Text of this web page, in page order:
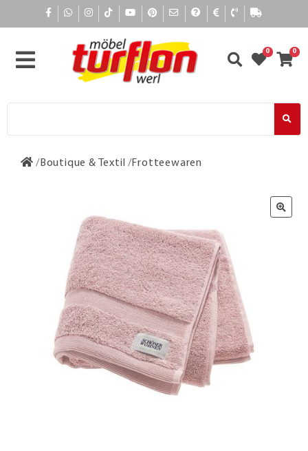
0 0
Boutique & Textil Frotteewaren